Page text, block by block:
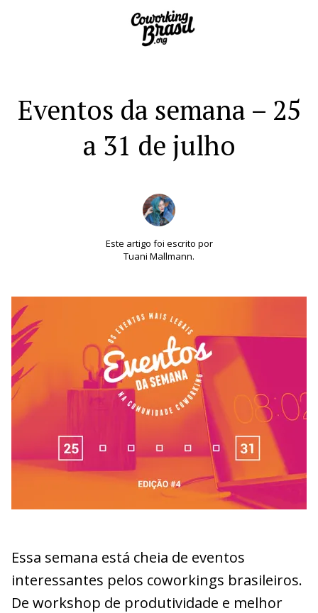
Eventos da semana – 25
a 31 de julho
Este artigo foi escrito por
Tuani Mallmann.
Essa semana está cheia de eventos
interessantes pelos coworkings brasileiros.
De workshop de produtividade e melhor